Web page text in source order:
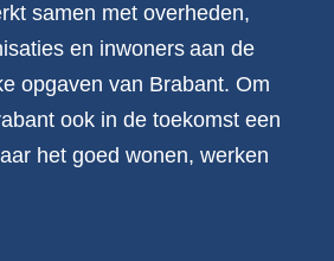
samen met overheden,
en inwoners aan de
opgaven van Brabant. Om
ook in de toekomst een
het goed wonen, werken